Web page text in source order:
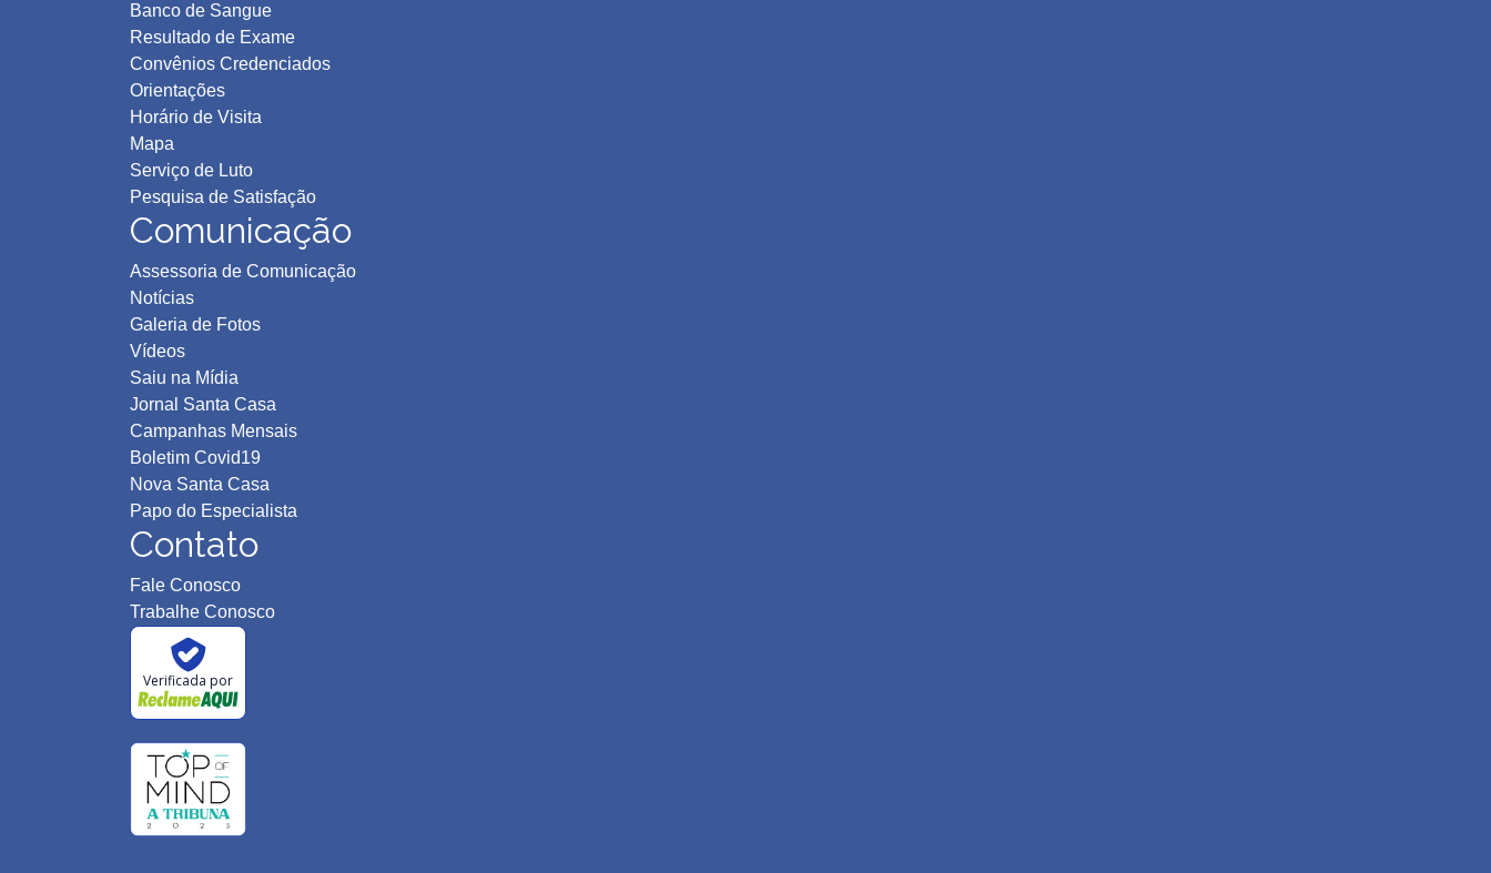
Banco de Sangue
Resultado de Exame
Convênios Credenciados
Orientações
Horário de Visita
Mapa
Serviço de Luto
Pesquisa de Satisfação
Comunicação
Assessoria de Comunicação
Notícias
Galeria de Fotos
Vídeos
Saiu na Mídia
Jornal Santa Casa
Campanhas Mensais
Boletim Covid19
Nova Santa Casa
Papo do Especialista
Contato
Fale Conosco
Trabalhe Conosco
Verificada por